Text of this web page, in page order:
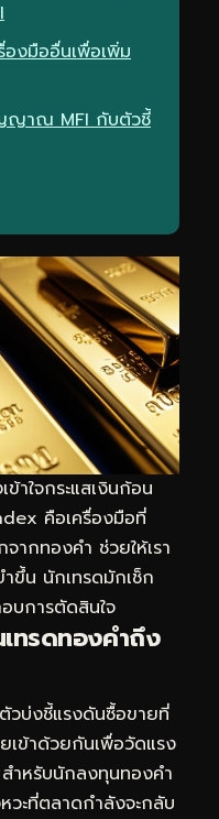
องมืออื่นเพื่อเพิ่ม
ญาณ MFI กับตัวชี้
าใจกระแสเงินก้อน
คือเครื่องมือที่
ากทองคำ ช่วยให้เรา
ขึ้น นักเทรดมักเช็ก
อบการตัดสินใจ
เทรดทองคำถึง
วบ่งชี้แรงดันซื้อขายที่
เข้าด้วยกันเพื่อวัดแรง
ำหรับนักลงทุนทองคำ
วะที่ตลาดกำลังจะกลับ